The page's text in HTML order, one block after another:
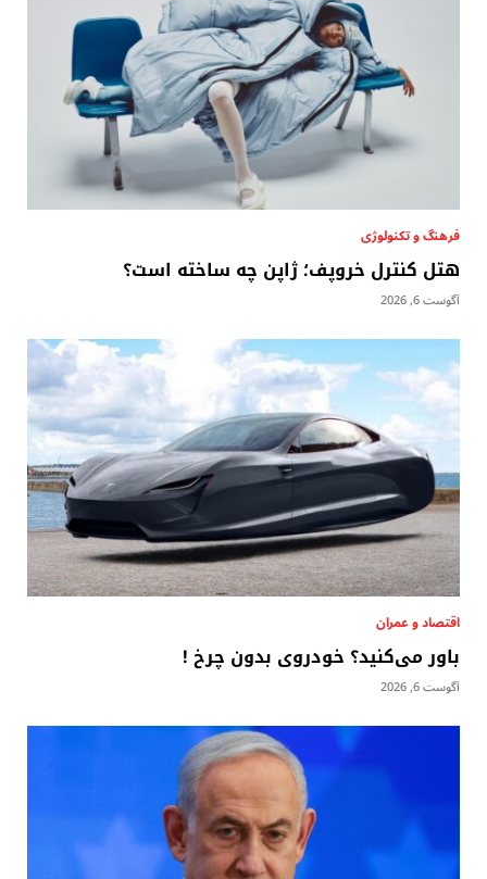
فرهنگ و تکنولوژی
هتل کنترل خروپف؛ ژاپن چه ساخته است؟
آگوست 6, 2026
اقتصاد و عمران
باور می‌کنید؟ خودروی بدون چرخ !
آگوست 6, 2026